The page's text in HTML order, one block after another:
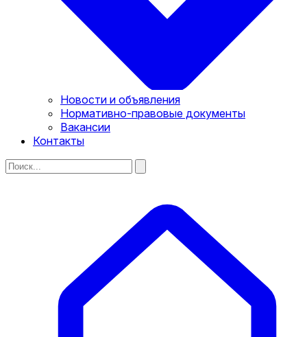
Новости и объявления
Нормативно-правовые документы
Вакансии
Контакты